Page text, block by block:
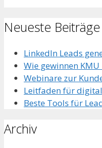
Neueste Beiträge
LinkedIn Leads
Wie gewinnen
Webinare zur
Leitfaden für
Beste Tools für
Archiv